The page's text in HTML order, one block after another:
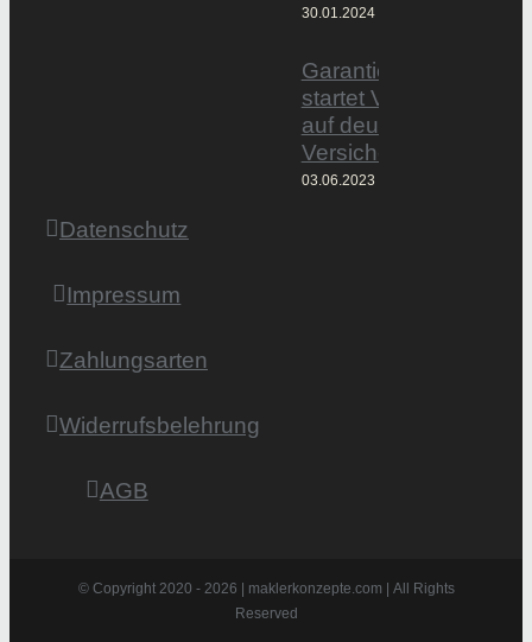
30.01.2024
startet
auf deutschem
Versicherungsmarkt
03.06.2023
Datenschutz
Impressum
Zahlungsarten
Widerrufsbelehrung
AGB
© Copyright 2020 - 2026 | maklerkonzepte.com | All Rights
Reserved